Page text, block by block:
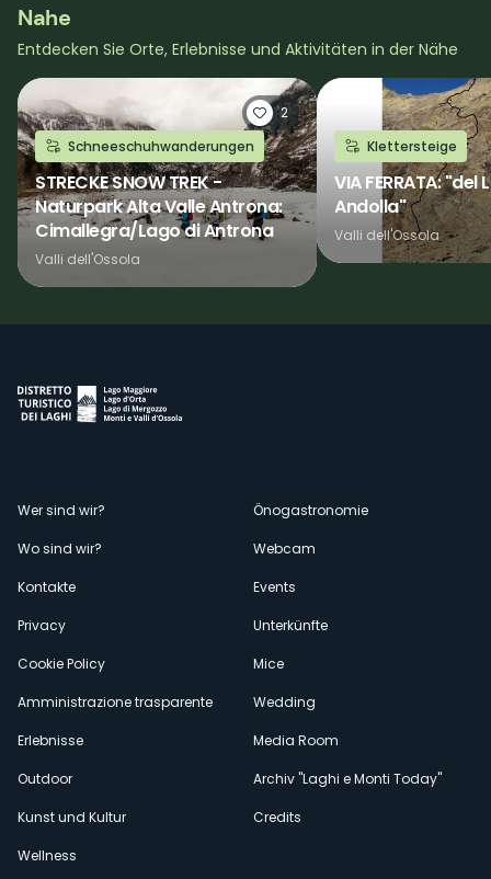
Nahe
Entdecken Sie Orte, Erlebnisse und Aktivitäten in der Nähe
2
Schneeschuhwanderungen
STRECKE SNOW TREK -
Naturpark Alta Valle Antrona:
Cimallegra/Lago di Antrona
Valli dell'Ossola
Klettersteige
VIA FERRATA: "del
Andolla"
Valli dell'Ossola
Menù
secondario
Wer sind wir?
Wo sind wir?
Kontakte
Privacy
Cookie Policy
Amministrazione trasparente
Erlebnisse
Outdoor
Kunst und Kultur
Wellness
Önogastronomie
Webcam
Events
Unterkünfte
Mice
Wedding
Media Room
Archiv "Laghi e Monti Today"
Credits